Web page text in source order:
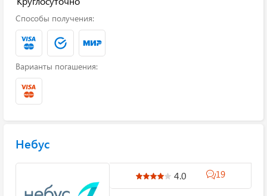
Способы получения:
Варианты погашения:
Небус
4.0 19